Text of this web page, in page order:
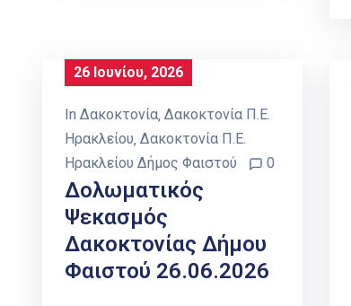
26 Ιουνίου, 2026
In Δακοκτονία‚ Δακοκτονία Π.Ε.
Ηρακλείου‚ Δακοκτονία Π.Ε.
Ηρακλείου Δήμος Φαιστού
0
Δολωματικός
Ψεκασμός
Δακοκτονίας Δήμου
Φαιστού 26.06.2026